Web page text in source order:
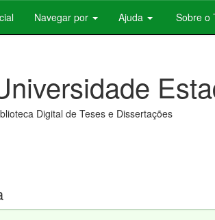
Navegar por Ajuda Sobre o
Digital de Teses e Dissertações